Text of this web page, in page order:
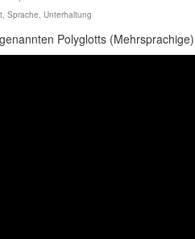
, Sprache, Unterhaltung
Polyglotts